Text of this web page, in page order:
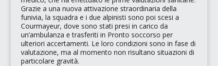
Grazie a una nuova attivazione straordinaria della
funivia, la squadra e i due alpinisti sono poi scesi a
Courmayeur, dove sono stati presi in carico da
un’ambulanza e trasferiti in Pronto soccorso per
ulteriori accertamenti. Le loro condizioni sono in fase di
valutazione, ma al momento non risultano situazioni di
particolare gravità.